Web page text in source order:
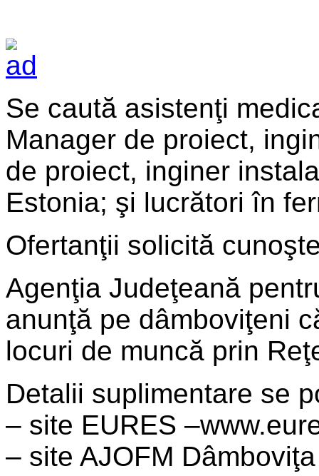
Se caută asistenţi
Manager de proiect,
de proiect, inginer
Estonia; şi lucrători în
Ofertanţii solicită
Agenţia Judeţeană
anunţă pe dâmboviţeni
locuri de muncă prin
Detalii suplimentare se
– site EURES
– site AJOFM